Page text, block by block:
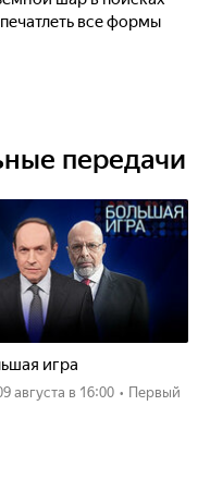
все формы
передачи
игра
августа в 16:00 • Первый